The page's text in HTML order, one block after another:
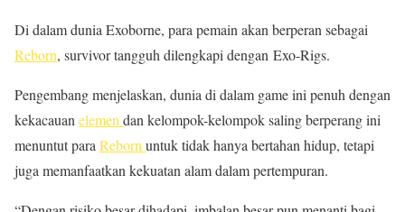
Di dalam dunia Exoborne, para pemain akan berperan sebagai
Reborn, survivor tangguh dilengkapi dengan Exo-Rigs.
Pengembang menjelaskan, dunia di dalam game ini penuh dengan
kekacauan elemen dan kelompok-kelompok saling berperang ini
menuntut para Reborn untuk tidak hanya bertahan hidup, tetapi
juga memanfaatkan kekuatan alam dalam pertempuran.